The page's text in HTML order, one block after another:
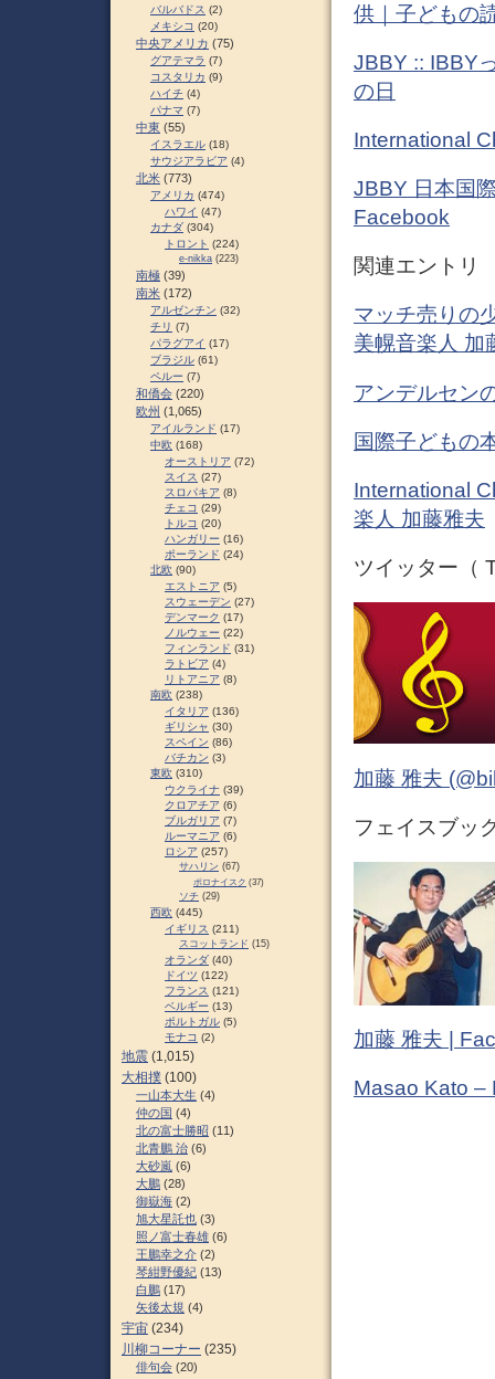
供｜子どもの
JBBY :: IBBY
の日
International
JBBY 日本国
Facebook
関連エントリ
マッチ売りの
美幌音楽人 加
アンデルセン
国際子どもの
International
楽人 加藤雅夫
ツイッター（
加藤 雅夫
フェイスブッ
加藤 雅夫 |
Masao Kato –
バルバドス (2)
メキシコ (20)
中央アメリカ (75)
グアテマラ (7)
コスタリカ (9)
ハイチ (4)
パナマ (7)
中東 (55)
イスラエル (18)
サウジアラビア (4)
北米 (773)
アメリカ (474)
ハワイ (47)
カナダ (304)
トロント (224)
e-nikka (223)
南極 (39)
南米 (172)
アルゼンチン (32)
チリ (7)
パラグアイ (17)
ブラジル (61)
ペルー (7)
和僑会 (220)
欧州 (1,065)
アイルランド (17)
中欧 (168)
オーストリア (72)
スイス (27)
スロパキア (8)
チェコ (29)
トルコ (20)
ハンガリー (16)
ポーランド (24)
北欧 (90)
エストニア (5)
スウェーデン (27)
デンマーク (17)
ノルウェー (22)
フィンランド (31)
ラトビア (4)
リトアニア (8)
南欧 (238)
イタリア (136)
ギリシャ (30)
スペイン (86)
バチカン (3)
東欧 (310)
ウクライナ (39)
クロアチア (6)
ブルガリア (7)
ルーマニア (6)
ロシア (257)
サハリン (67)
ポロナイスク (37)
ソチ (29)
西欧 (445)
イギリス (211)
スコットランド (15)
オランダ (40)
ドイツ (122)
フランス (121)
ベルギー (13)
ポルトガル (5)
モナコ (2)
地震 (1,015)
大相撲 (100)
一山本大生 (4)
仲の国 (4)
北の富士勝昭 (11)
北青鵬 治 (6)
大砂嵐 (6)
大鵬 (28)
御嶽海 (2)
旭大星託也 (3)
照ノ富士春雄 (6)
王鵬幸之介 (2)
琴紺野優紀 (13)
白鵬 (17)
矢後太規 (4)
宇宙 (234)
川柳コーナー (235)
俳句会 (20)